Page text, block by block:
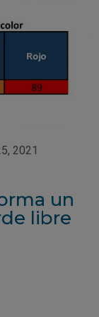
2021
un
libre